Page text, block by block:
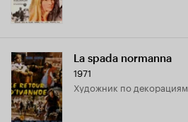
La spada normanna
1971
Художник по декорациям